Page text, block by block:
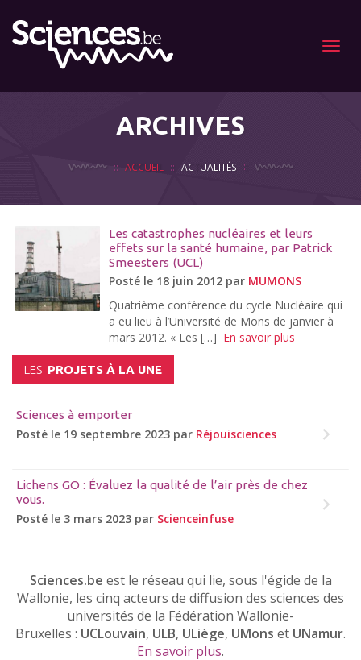
Menu
ARCHIVES
ACCUEIL ACTUALITÉS
Les catastrophes nucléaires et leurs
effets sur la santé humaine, par Patrick
Smeesters (UCL)
Posté le 18 juin 2012 par MUMONS
Quatrième conférence du cycle Nucléaire qui
a eu lieu à l’Université de Mons de janvier à
mars 2012. « Les […] En savoir plus
LES PROJETS À LA UNE
Sciences à emporter
Posté le 19 septembre 2023 par Réjouisciences
Lichens GO : Évaluez la qualité de l’air près de chez
vous.
Posté le 3 mars 2023 par Scienceinfuse
Sciences.be est le réseau qui lie, sous l'égide de la
Wallonie, les cinq acteurs de diffusion des sciences des
universités de la Fédération Wallonie-
Bruxelles : UCLouvain, ULB, ULiège, UMons et UNamur.
En savoir plus.